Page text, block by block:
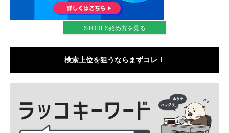
STORES始め方を見る
検索上位を狙うならまずコレ！